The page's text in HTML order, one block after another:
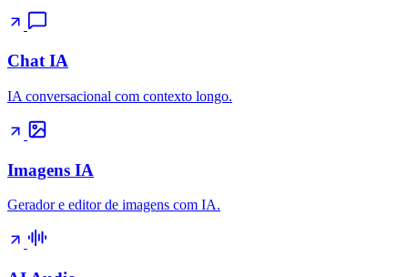
Chat IA
IA conversacional com contexto longo.
Imagens IA
Gerador e editor de imagens com IA.